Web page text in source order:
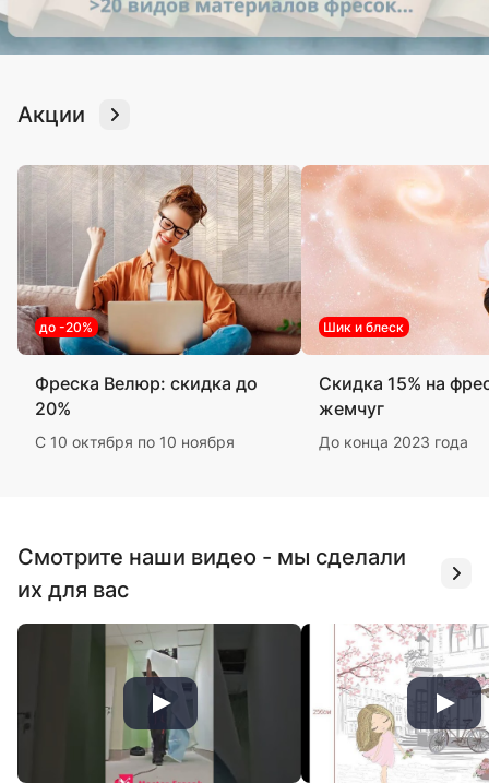
Акции
до -20%
Фреска Велюр: скидка до
20%
С 10 октября по 10 ноября
Шик и блеск
Скидка 15% на
жемчуг
До конца 2023 года
Смотрите наши видео - мы сделали
их для вас